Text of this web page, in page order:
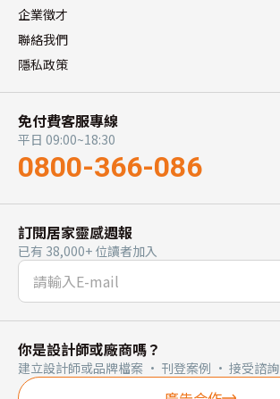
企業徵才
聯絡我們
隱私政策
免付費客服專線
平日 09:00~18:30
0800-366-086
訂閱居家靈感週報
已有 38,000+ 位讀者加入
你是設計師或廠商嗎？
建立設計師或品牌檔案 · 刊登案例 · 接受諮詢